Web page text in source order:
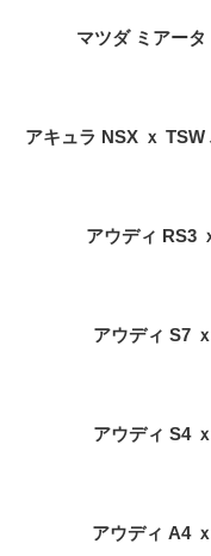
マツダ ミアー
アウディ RS3
アウディ S7
アウディ S4
アウディ A4